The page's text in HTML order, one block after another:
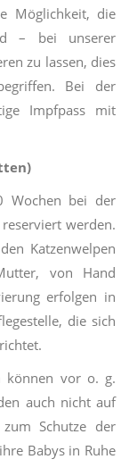
Möglichkeit, die
– bei unserer
zu lassen, dies
Bei der
Impfpass mit
Wochen bei der
werden.
Katzenwelpen
von Hand
erfolgen in
die sich
richtet.
können vor o. g.
auch nicht auf
Schutze der
Babys in Ruhe